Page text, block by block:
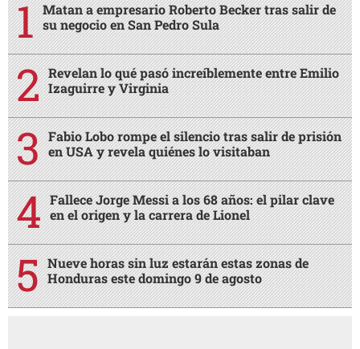
Matan a empresario Roberto Becker tras salir de
su negocio en San Pedro Sula
Revelan lo qué pasó increíblemente entre Emilio
Izaguirre y Virginia
Fabio Lobo rompe el silencio tras salir de prisión
en USA y revela quiénes lo visitaban
Fallece Jorge Messi a los 68 años: el pilar clave
en el origen y la carrera de Lionel
Nueve horas sin luz estarán estas zonas de
Honduras este domingo 9 de agosto